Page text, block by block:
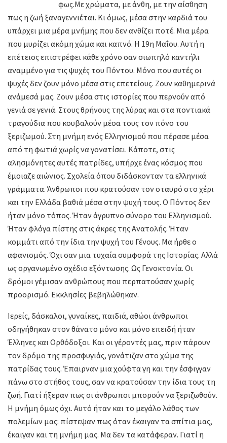
φως.Με χρώματα, με άνθη, με την αίσθηση
πως η ζωή ξαναγεννιέται. Κι όμως, μέσα στην καρδιά του
υπάρχει μια μέρα μνήμης που δεν ανθίζει ποτέ. Μια μέρα
που μυρίζει ακόμη χώμα και καπνό. Η 19η Μαΐου. Αυτή η
επέτειος επιστρέφει κάθε χρόνο σαν σιωπηλό καντήλι
αναμμένο για τις ψυχές του Πόντου. Μόνο που αυτές οι
ψυχές δεν ζουν μόνο μέσα στις επετείους. Ζουν καθημερινά
ανάμεσά μας. Ζουν μέσα στις ιστορίες που περνούν από
γενιά σε γενιά. Στους θρήνους της λύρας και στα ποντιακά
τραγούδια που κουβαλούν μέσα τους τον πόνο του
ξεριζωμού. Στη μνήμη ενός Ελληνισμού που πέρασε μέσα
από τη φωτιά χωρίς να γονατίσει. Κάποτε, στις
αλησμόνητες αυτές πατρίδες, υπήρχε ένας κόσμος που
έμοιαζε αιώνιος. Σχολεία όπου διδάσκονταν τα ελληνικά
γράμματα. Άνθρωποι που κρατούσαν τον σταυρό στο χέρι
και την Ελλάδα βαθιά μέσα στην ψυχή τους. Ο Πόντος δεν
ήταν μόνο τόπος. Ήταν άγρυπνο σύνορο του Ελληνισμού.
Ήταν φλόγα πίστης στις άκρες της Ανατολής. Ήταν
κομμάτι από την ίδια την ψυχή του Γένους. Μα ήρθε ο
αφανισμός. Όχι σαν μια τυχαία συμφορά της Ιστορίας. Αλλά
ως οργανωμένο σχέδιο εξόντωσης. Ως Γενοκτονία. Οι
δρόμοι γέμισαν ανθρώπους που περπατούσαν χωρίς
προορισμό. Εκκλησίες βεβηλώθηκαν.
Ιερείς, δάσκαλοι, γυναίκες, παιδιά, αθώοι άνθρωποι
οδηγήθηκαν στον θάνατο μόνο και μόνο επειδή ήταν
Έλληνες και Ορθόδοξοι. Και οι γέροντές μας, πριν πάρουν
τον δρόμο της προσφυγιάς, γονάτιζαν στο χώμα της
πατρίδας τους. Έπαιρναν μια χούφτα γη και την έσφιγγαν
πάνω στο στήθος τους, σαν να κρατούσαν την ίδια τους τη
ζωή. Γιατί ήξεραν πως οι άνθρωποι μπορούν να ξεριζωθούν.
Η μνήμη όμως όχι. Αυτό ήταν και το μεγάλο λάθος των
πολεμίων μας: πίστεψαν πως όταν έκαιγαν τα σπίτια μας,
έκαιγαν και τη μνήμη μας. Μα δεν τα κατάφεραν. Γιατί η